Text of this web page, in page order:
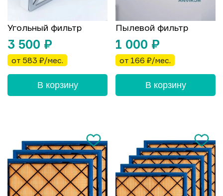
Угольный фильтр
3 500 ₽
от 583 ₽/мес.
В корзину
Пылевой фильтр
1 000 ₽
от 166 ₽/мес.
В корзину